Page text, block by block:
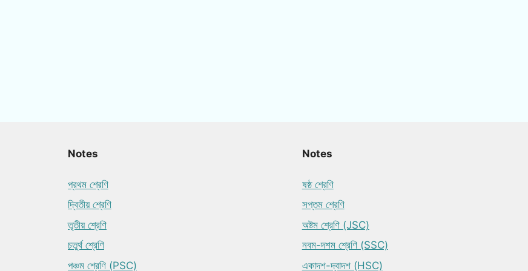
Notes
প্রথম শ্রেণি
দ্বিতীয় শ্রেণি
তৃতীয় শ্রেণি
চতুর্থ শ্রেণি
পঞ্চম শ্রেণি (PSC)
Notes
ষষ্ঠ শ্রেণি
সপ্তম শ্রেণি
অষ্টম শ্রেণি (JSC)
নবম-দশম শ্রেণি (SSC)
একাদশ-দ্বাদশ (HSC)